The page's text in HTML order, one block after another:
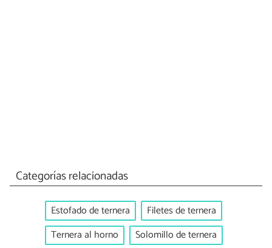
Categorías relacionadas
Estofado de ternera
Filetes de ternera
Ternera al horno
Solomillo de ternera